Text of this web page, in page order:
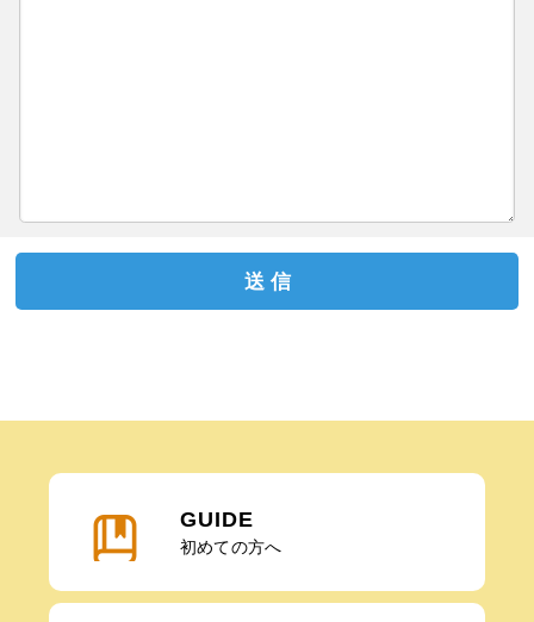
送 信
GUIDE
初めての方へ